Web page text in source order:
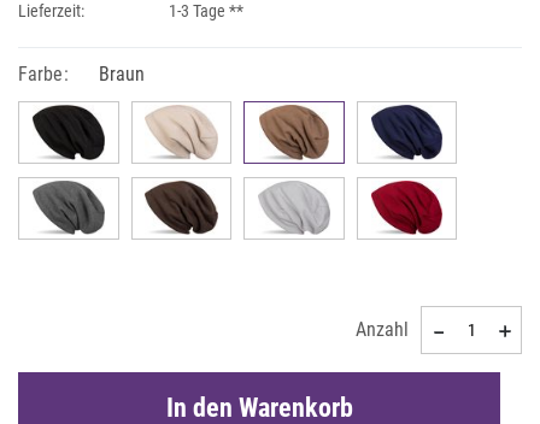
Lieferzeit:
1-3 Tage **
Farbe: Braun
Anzahl
In den Warenkorb